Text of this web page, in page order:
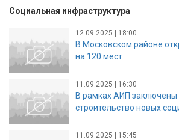
Социальная инфраструктура
12.09.2025 | 18:00
В Московском районе
на 120 мест
11.09.2025 | 16:30
В рамках АИП заключены
строительство новых
11.09.2025 | 15:45